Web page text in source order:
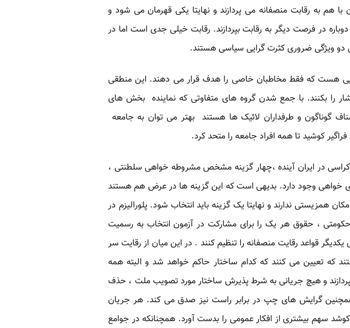
هم به رقابت منصفانه می پردازند و نهایتا یکی قهرمان می شود و
در فرصت دیگر به رقابت بپردازند. رقابت خیلی جدی است اما در
دو ویژگی ضروری کثرت گرایی سیاسی هستند.
هست که فقط مخاطبان خاصی را هدف قرار می دهند. این منطقی
را بکنند. با جمع شدن گروه های متفاوتی که نماینده بخش های
گوناگون و طرفداران لائیک ها هستند بهتر می توان به جامعه
کوشید تا همه افراد جامعه را متحد کرد.
در ایران آینده ،چهار گزینه مشخص مشروطه خواهی سلطنتی ،
خواهی وجود دارد. بدیهی است که این گزینه ها در عرض هم هستند
همزیستی ندارند و نهایتا یک گزینه باید انتخاب شود. پلورالیزم در
، حقوق هر یک را برای مشارکت در آزمون انتخاب به رسمیت
یکدیگر قواعد رقایت منصفانه را تنظیم کنند . در این میان از رقایت سر
تعیین می کنند که کدام ساختار حاکم خواهد شد و البته همه
و هیچ جریانی به شرط پذیرش ساختار مورد تصویب ملت ، حذف
گرایش های چپ در برابر راست نیز صدق می کند. هر جریان
سهم بیشتری از افکار عمومی را بدست آورد. همچنانکه در جوامع